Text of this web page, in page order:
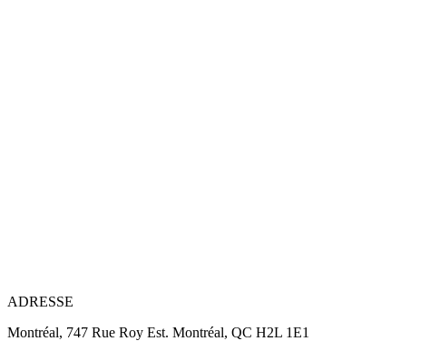
ADRESSE
Montréal, 747 Rue Roy Est. Montréal, QC H2L 1E1